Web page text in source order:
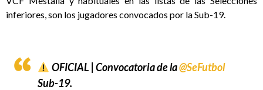
inferiores, son los jugadores convocados por la Sub-19.
OFICIAL | Convocatoria de la@SeFutbol
Sub-19.